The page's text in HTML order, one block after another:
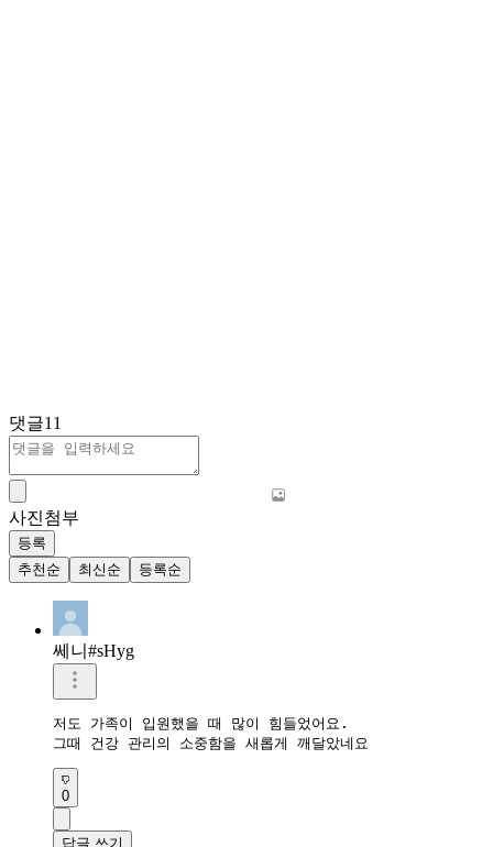
댓글11
사진첨부
등록
추천순
최신순 등록순
쎄니#sHyg
저도 가족이 입원했을 때 많이 힘들었어요.
그때 건강 관리의 소중함을 새롭게 깨달았네요
0
답글 쓰기